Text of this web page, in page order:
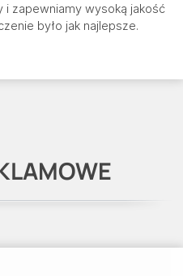
i zapewniamy wysoką jakość
było jak najlepsze.